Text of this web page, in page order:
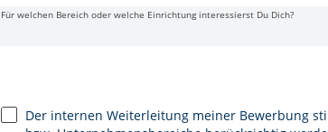
Für welchen Bereich oder welche Einrichtung interessierst Du Dich?
DATENSCHUTZ UND
Der internen Weiterleitung meiner Bewerbung